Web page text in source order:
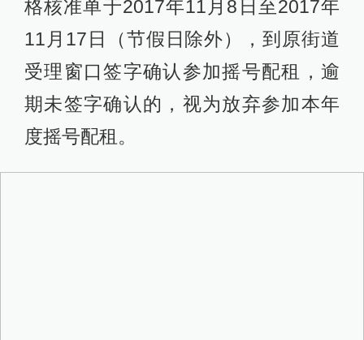
格核准单于2017年11月8日至2017年
11月17日（节假日除外），到原街道
受理窗口签字确认参加摇号配租，逾
期未签字确认的，视为放弃参加本年
度摇号配租。